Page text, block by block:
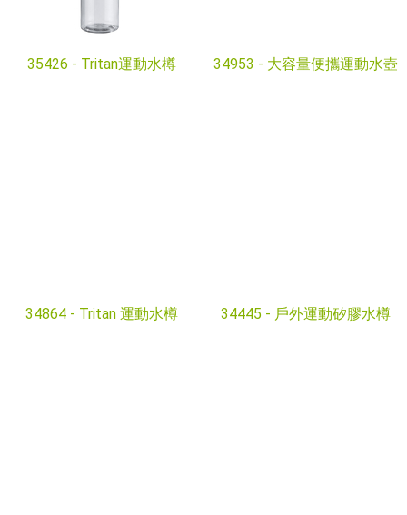
35426 - Tritan運動水樽 34953 - 大容量便攜運動水壺
34864 - Tritan 運動水樽 34445 - 戶外運動矽膠水樽